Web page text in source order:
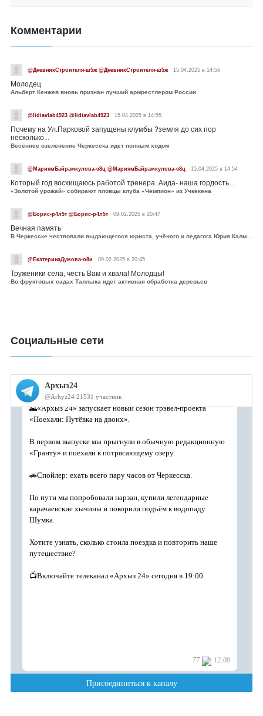
Комментарии
@ДневникСтроителя-ш5ж @ДневникСтроителя-ш5ж 15.04.2025 в 14:56
Молодец
Альберт Кенжев вновь признан лучший армрестлером России
@lidiavlab4923 @lidiavlab4923 15.04.2025 в 14:55
Почему на Ул.Парковой запущены клумбы ?земля до сих пор
несколько...
Весеннее озеленение Черкесска идет полным ходом
@МариямБайрамкулова-э8ц @МариямБайрамкулова-э8ц 15.04.2025 в 14:54
Который год восхищаюсь работой тренера. Аида- наша гордость....
«Золотой урожай» собирают пловцы клуба «Чемпион» из Учкекена
@Борис-р4л5т @Борис-р4л5т 09.02.2025 в 20:47
Вечная память
В Черкесске чествовали выдающегося юриста, учёного и педагога Юрия Калмыкова
@ЕкатеринаДумова-о8и 09.02.2025 в 20:45
Труженики села, честь Вам и хвала! Молодцы!
Во фруктовых садах Таллыка идет активная обработка деревьев
Социальные сети